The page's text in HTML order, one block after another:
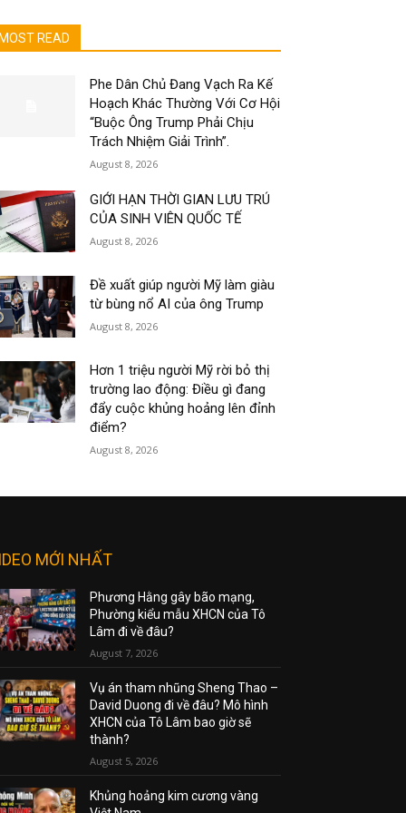
MOST READ
Phe Dân Chủ Đang Vạch Ra Kế
Hoạch Khác Thường Với Cơ Hội
“Buộc Ông Trump Phải Chịu
Trách Nhiệm Giải Trình”.
August 8, 2026
GIỚI HẠN THỜI GIAN LƯU TRÚ
CỦA SINH VIÊN QUỐC TẾ
August 8, 2026
Đề xuất giúp người Mỹ làm giàu
từ bùng nổ AI của ông Trump
August 8, 2026
Hơn 1 triệu người Mỹ rời bỏ thị
trường lao động: Điều gì đang
đẩy cuộc khủng hoảng lên đỉnh
điểm?
August 8, 2026
MỚI NHẤT
Phương Hằng gây bão mạng,
Phường kiểu mẫu XHCN của Tô
Lâm đi về đâu?
August 7, 2026
Vụ án tham nhũng Sheng Thao –
David Duong đi về đâu? Mô hình
XHCN của Tô Lâm bao giờ sẽ
thành?
August 5, 2026
Khủng hoảng kim cương vàng